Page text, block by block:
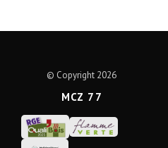
© Copyright 2026
MCZ 77